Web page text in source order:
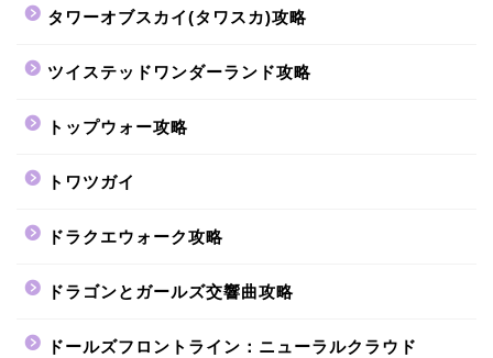
タワーオブスカイ(タワスカ)攻略
ツイステッドワンダーランド攻略
トップウォー攻略
トワツガイ
ドラクエウォーク攻略
ドラゴンとガールズ交響曲攻略
ドールズフロントライン：ニューラルクラウド